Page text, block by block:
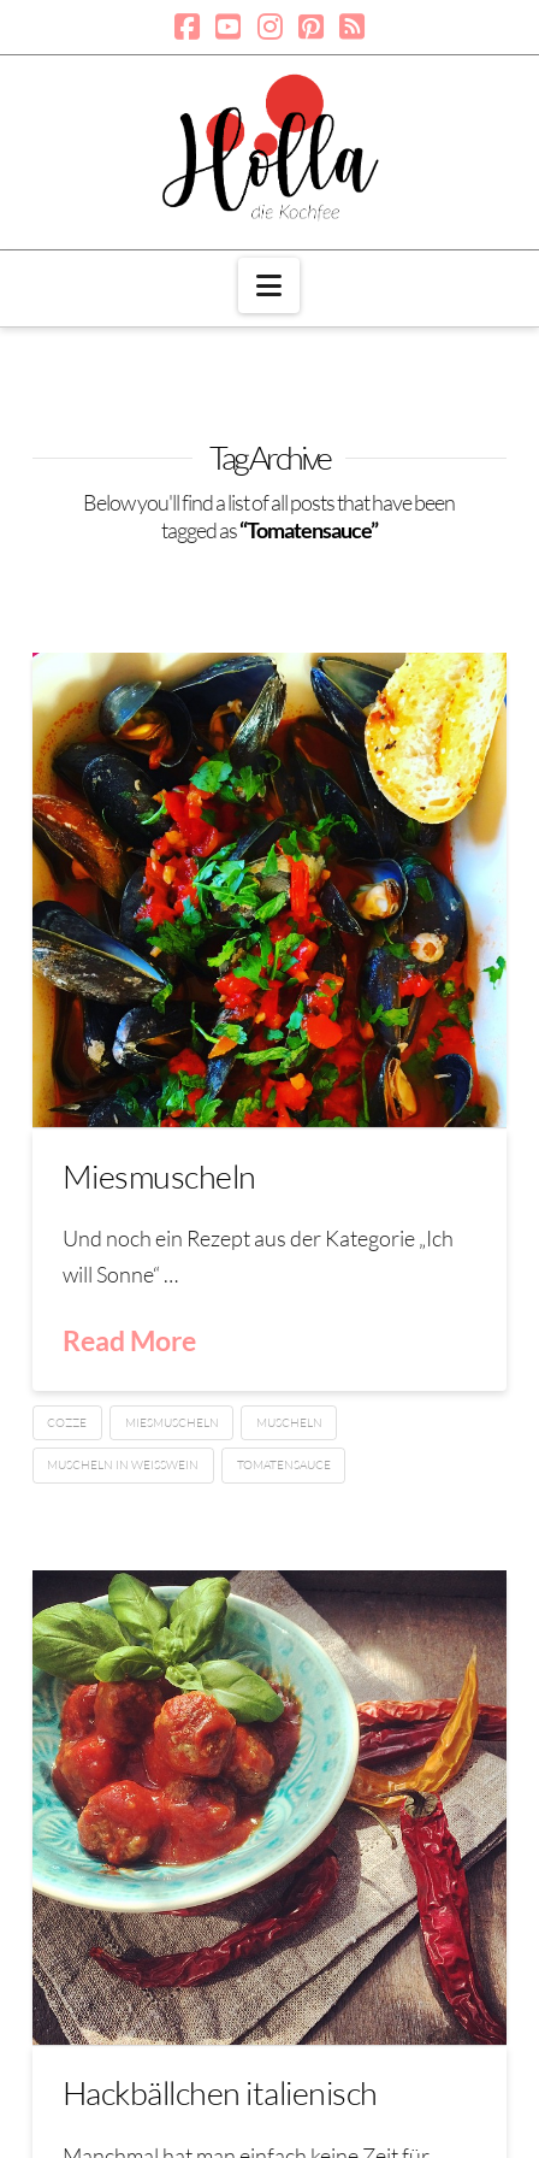
Navigation
Tag Archive
Below you'll find a list of all posts that have been
tagged as“Tomatensauce”
Miesmuscheln
Und noch ein Rezept aus der Kategorie „Ich
will Sonne“ …
Read More
COZZE MIESMUSCHELN MUSCHELN
MUSCHELN IN WEISSWEIN TOMATENSAUCE
Hackbällchen italienisch